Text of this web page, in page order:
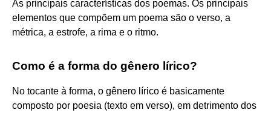
As principais características dos poemas. Os principais
elementos que compõem um poema são o verso, a
métrica, a estrofe, a rima e o ritmo.
Como é a forma do gênero lírico?
No tocante à forma, o gênero lírico é basicamente
composto por poesia (texto em verso), em detrimento dos